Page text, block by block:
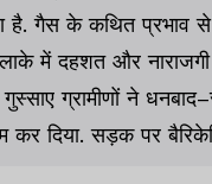
है. गैस के कथित प्रभाव से
में दहशत और
ग्रामीणों ने
कर दिया. सड़क पर